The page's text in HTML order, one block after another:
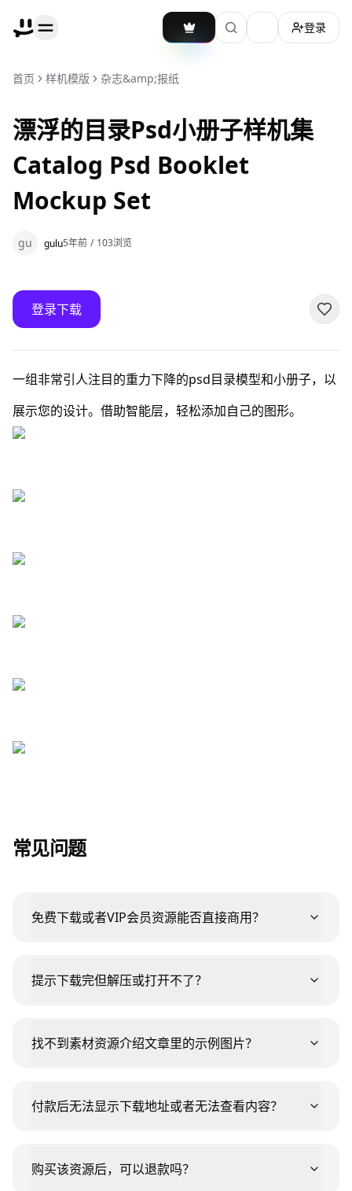
加载主题切换
登录
首页 样机模版 杂志&amp;报纸
漂浮的目录Psd小册子样机集
Catalog Psd Booklet
Mockup Set
gu gulu5年前 / 103浏览
登录下载
一组非常引人注目的重力下降的psd目录模型和小册子，以
展示您的设计。借助智能层，轻松添加自己的图形。
常见问题
免费下载或者VIP会员资源能否直接商用？
提示下载完但解压或打开不了？
找不到素材资源介绍文章里的示例图片？
付款后无法显示下载地址或者无法查看内容？
购买该资源后，可以退款吗？